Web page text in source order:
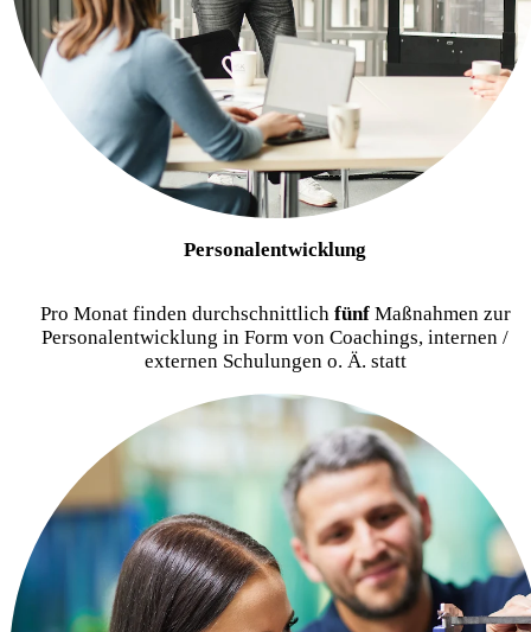
Personalentwicklung
Pro Monat finden durchschnittlich fünfMaßnahmen zur
Personalentwicklung in Form von Coachings, internen /
externen Schulungen o. Ä. statt